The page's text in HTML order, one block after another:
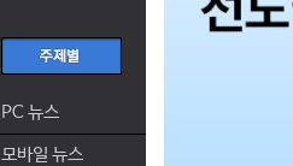
PC 뉴스
모바일 뉴스